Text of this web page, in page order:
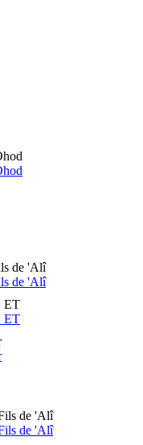
de 'Alî
de 'Alî
ET
ET
de 'Alî
de 'Alî